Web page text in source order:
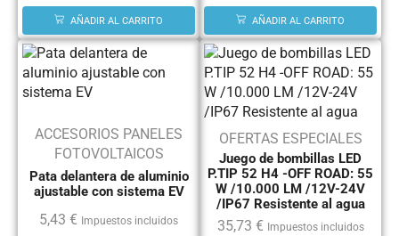
AÑADIR AL CARRITO AÑADIR AL CARRITO
ACCESORIOS PANELES
FOTOVOLTAICOS
Pata delantera de aluminio
ajustable con sistema EV
5,43 € Impuestos incluidos
OFERTAS ESPECIALES
Juego de bombillas LED
P.TIP 52 H4 -OFF ROAD: 55
W /10.000 LM /12V-24V
/IP67 Resistente al agua
35,73 € Impuestos incluidos